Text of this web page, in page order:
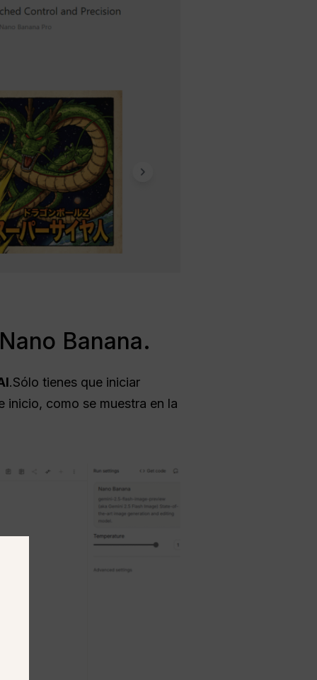
Banana.
.Sólo tienes que iniciar
inicio, como se muestra en la